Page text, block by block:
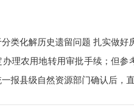
类化解历史遗留问题 扎实做好
办理农用地转用审批手续；但
报县级自然资源部门确认后，